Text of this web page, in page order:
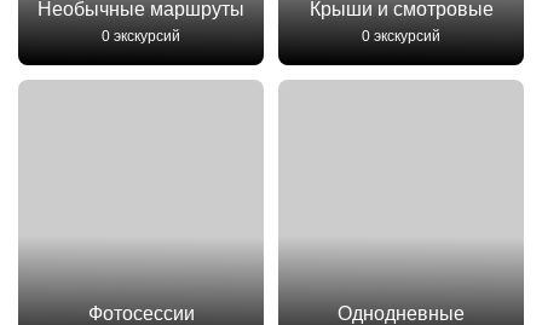
Необычные маршруты
0 экскурсий
Крыши и смотровые
0 экскурсий
Фотосессии Однодневные